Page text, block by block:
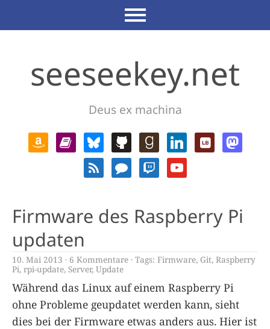
seeseekey.net
Deus ex machina
Firmware des Raspberry Pi
updaten
10. Mai 2013 6 Kommentare Tags: Firmware, Git, Raspberry
Pi, rpi-update, Server, Update
Während das Linux auf einem Raspberry Pi
ohne Probleme geupdatet werden kann, sieht
dies bei der Firmware etwas anders aus. Hier ist